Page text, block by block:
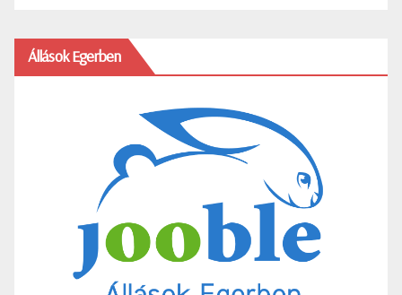
Állások Egerben